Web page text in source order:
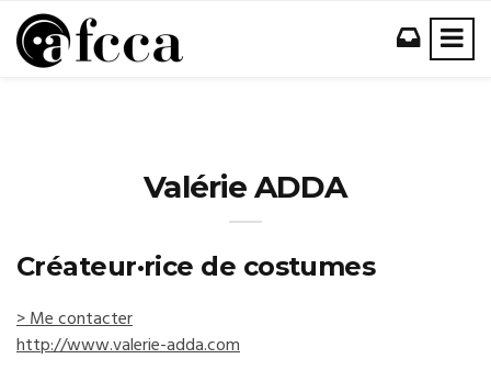
Valérie ADDA
Créateur·rice de costumes
> Me contacter
http://www.valerie-adda.com